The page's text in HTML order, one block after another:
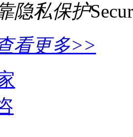
隐私保护
看更多>>